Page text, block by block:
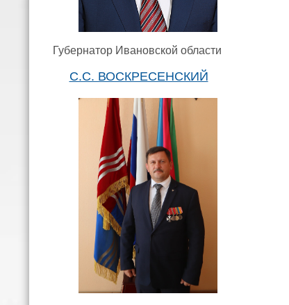
Губернатор Ивановской области
С.С. ВОСКРЕСЕНСКИЙ